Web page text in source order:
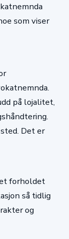
som viser
på lojalitet,
Det er
forholdet
så tidlig
og